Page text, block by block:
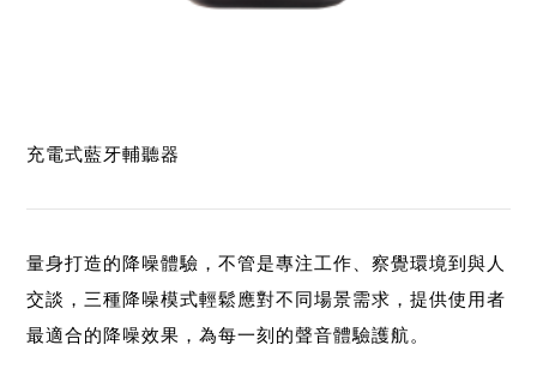
充電式藍牙輔聽器
量身打造的降噪體驗，不管是專注工作、察覺環境到與人
交談，三種降噪模式輕鬆應對不同場景需求，提供使用者
最適合的降噪效果，為每一刻的聲音體驗護航。